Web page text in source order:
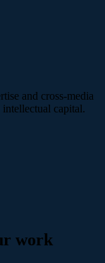
and cross-media
capital.
work